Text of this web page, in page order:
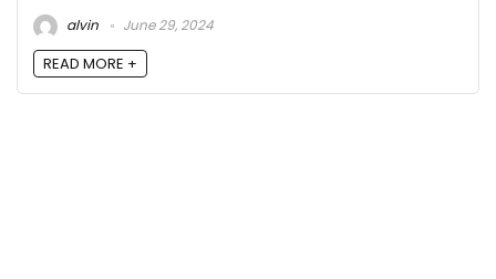
alvin
June 29, 2024
READ MORE +